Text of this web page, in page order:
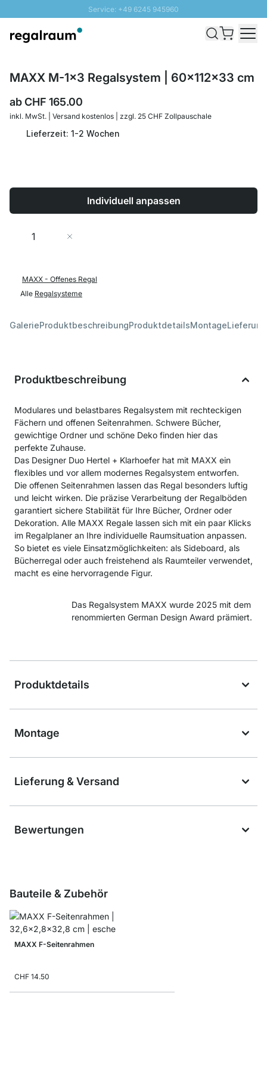
Service: +49 6245 945960
Versand & Zoll gratis ab 300 CHF
MAXX M-1x3 Regalsystem | 60x112x33 cm
abCHF 165.00
inkl. MwSt. | Versand kostenlos | zzgl. 25 CHF Zollpauschale
Lieferzeit: 1-2 Wochen
Individuell anpassen
Menge
MAXX - Offenes Regal
Alle Regalsysteme
GalerieProduktbeschreibungProduktdetailsMontage
Produktbeschreibung
Modulares und belastbares Regalsystem mit rechteckigen
Fächern und offenen Seitenrahmen. Schwere Bücher,
gewichtige Ordner und schöne Deko finden hier das
perfekte Zuhause.
Das Designer Duo Hertel + Klarhoefer hat mit MAXX ein
flexibles und vor allem modernes Regalsystem entworfen.
Die offenen Seitenrahmen lassen das Regal besonders luftig
und leicht wirken. Die präzise Verarbeitung der Regalböden
garantiert sichere Stabilität für Ihre Bücher, Ordner oder
Dekoration. Alle MAXX Regale lassen sich mit ein paar Klicks
im Regalplaner an Ihre individuelle Raumsituation anpassen.
So bietet es viele Einsatzmöglichkeiten: als Sideboard, als
Bücherregal oder auch freistehend als Raumteiler verwendet,
macht es eine hervorragende Figur.
Das Regalsystem MAXX wurde 2025 mit dem
renommierten German Design Award prämiert.
Produktdetails
Montage
Lieferung & Versand
Bewertungen
Bauteile & Zubehör
MAXX F-Seitenrahmen
CHF 14.50